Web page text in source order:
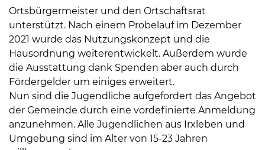
Ehrenamt und Engagement
Ortsbürgermeister und den Ortschaftsrat
unterstützt. Nach einem Probelauf im Dezember
2021 wurde das Nutzungskonzept und die
Hausordnung weiterentwickelt. Außerdem wurde
die Ausstattung dank Spenden aber auch durch
Fördergelder um einiges erweitert.
Nun sind die Jugendliche aufgefordert das Angebot
der Gemeinde durch eine vordefinierte Anmeldung
anzunehmen. Alle Jugendlichen aus Irxleben und
Umgebung sind im Alter von 15-23 Jahren